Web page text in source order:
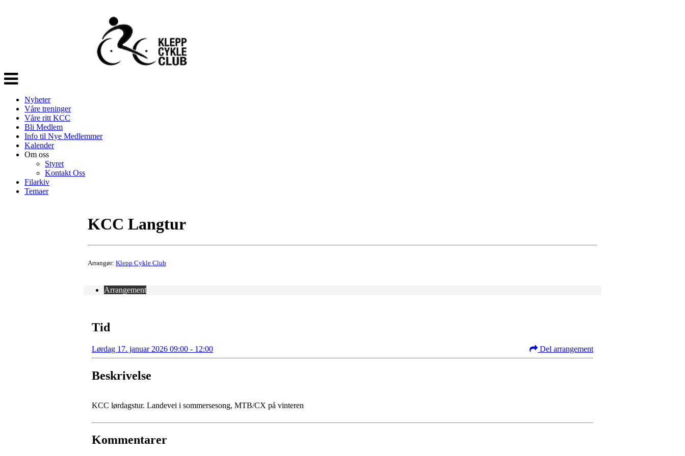
Veksle
navigasjon
Nyheter
Våre treninger
Våre ritt KCC
Bli Medlem
Info til Nye Medlemmer
Kalender
Om oss
Styret
Kontakt Oss
Filarkiv
Temaer
KCC Langtur
Arrangør: Klepp Cykle Club
Arrangement
Tid
Lørdag 17. januar 2026 09:00 - 12:00 Del arrangement
Beskrivelse
KCC lørdagstur. Landevei i sommersesong, MTB/CX på vinteren
Kommentarer